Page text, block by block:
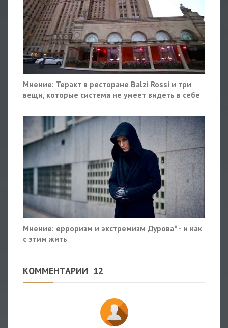
Мнение: Теракт в ресторане Balzi Rossi и три
вещи, которые система не умеет видеть в себе
Мнение: ерроризм и экстремизм Дурова* - и как
с этим жить
КОММЕНТАРИИ 12